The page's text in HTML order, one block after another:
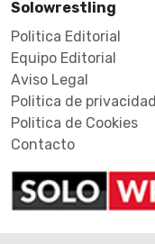
Solowrestling
Politica Editorial
Equipo Editorial
Aviso Legal
Politica de privacidad
Politica de Cookies
Contacto